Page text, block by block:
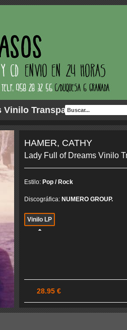
Vinilo Transpar...
HAMER, CATHY
Lady Full of Dreams Vinilo
Estilo: Pop / Rock
Discográfica: NUMERO GROUP.
Vinilo LP
28.95 €